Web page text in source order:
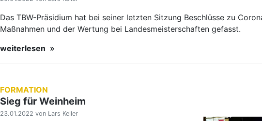
Bissingen endet mit dem Sieg einer badischen
Mannschaft. Beim ersten Turnier der Landesliga
Süd erringt das C-Team der TSG Badenia
FORMATION
Bietigheim baut Führung aus